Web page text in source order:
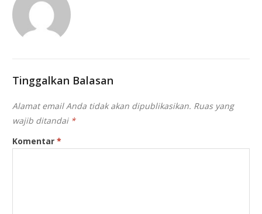
Tinggalkan Balasan
Alamat email Anda tidak akan dipublikasikan. Ruas yang
wajib ditandai *
Komentar*